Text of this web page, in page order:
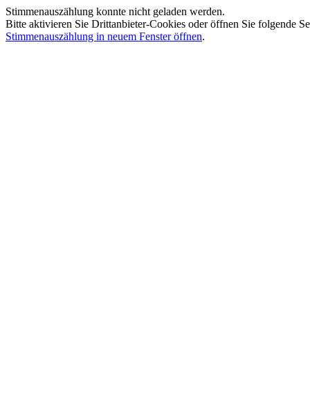
Stimmenauszählung konnte nicht geladen werden.
Bitte aktivieren Sie Drittanbieter-Cookies oder öffnen Sie folgende
Stimmenauszählung in neuem Fenster öffnen.